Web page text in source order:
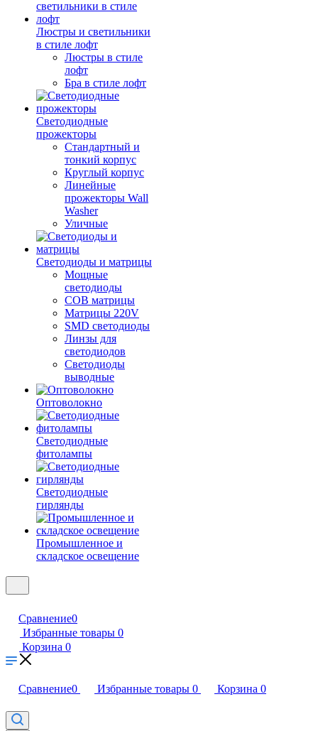
Люстры и светильники
в стиле лофт
Люстры в стиле
лофт
Бра в стиле лофт
Светодиодные
прожекторы
Стандартный и
тонкий корпус
Круглый корпус
Линейные
прожекторы Wall
Washer
Уличные
Светодиоды и матрицы
Мощные
светодиоды
COB матрицы
Матрицы 220V
SMD светодиоды
Линзы для
светодиодов
Светодиоды
выводные
Оптоволокно
Светодиодные
фитолампы
Светодиодные
гирлянды
Промышленное и
складское освещение
Сравнение0
Избранные товары 0
Корзина 0
Сравнение0 Избранные товары 0 Корзина 0